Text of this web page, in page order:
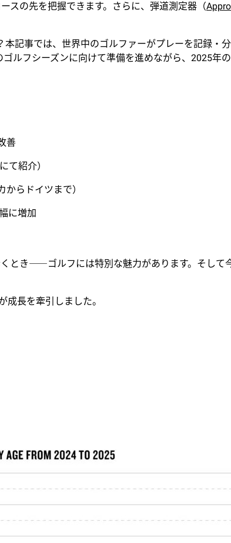
スの先を把握できます。さらに、弾道測定器（
記事では、世界中のゴルファーがプレーを記録・
ルフシーズンに向けて準備を進めながら、2025年
善
て紹介）
からドイツまで）
に増加
とき――ゴルフには特別な魅力があります。そして
成長を牽引しました。